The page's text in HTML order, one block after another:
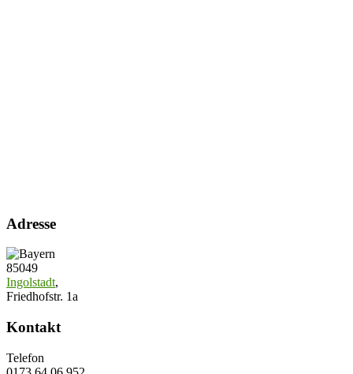
Adresse
85049
Ingolstadt,
Friedhofstr. 1a
Kontakt
Telefon